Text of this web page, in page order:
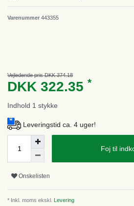
Varenummer 443355
Vejledende pris DKK 374.18
DKK 322.35 *
Indhold 1 stykke
Leveringstid ca. 4 uger!
Foj til
Onskelisten
* Inkl. moms ekskl. Levering